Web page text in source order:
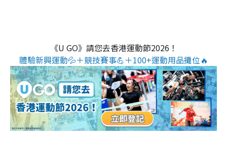
《U GO》請您去香港運動節2026！
體驗新興運動💦＋競技賽事💪＋100+運動用品攤位🔥